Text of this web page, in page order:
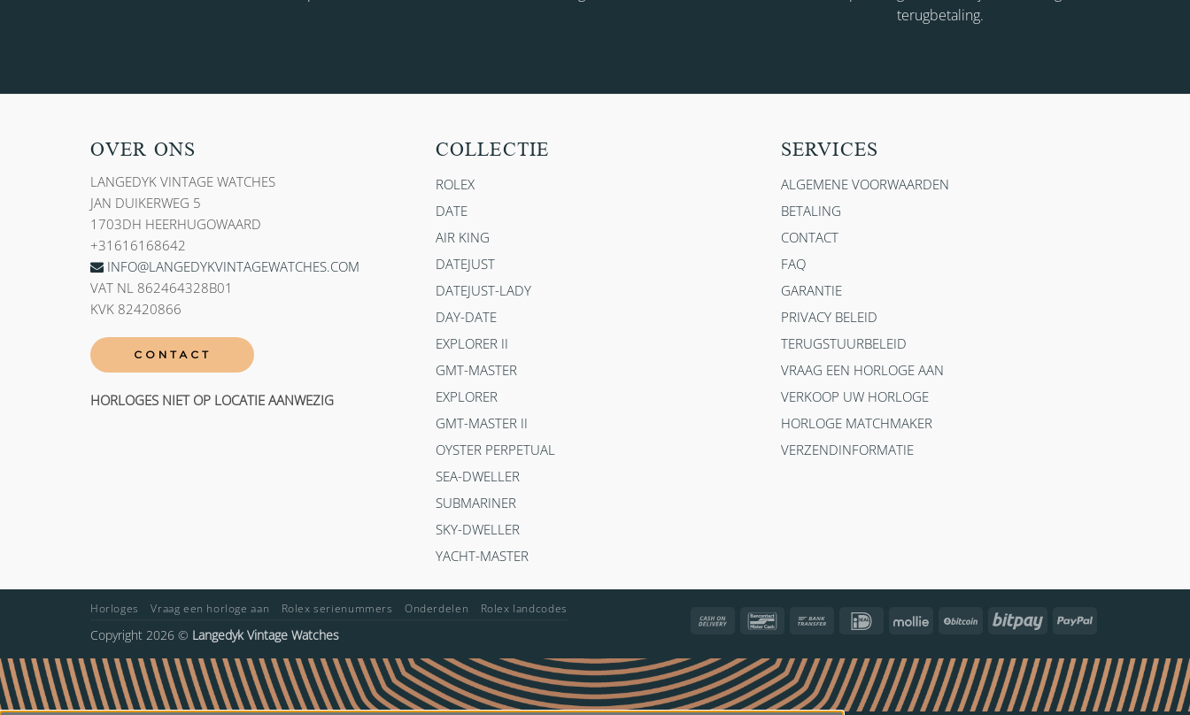
terugbetaling.
OVER ONS
LANGEDYK VINTAGE WATCHES
JAN DUIKERWEG 5
1703DH HEERHUGOWAARD
+31616168642
INFO@LANGEDYKVINTAGEWATCHES.COM
VAT NL 862464328B01
KVK 82420866
CONTACT
HORLOGES NIET OP LOCATIE AANWEZIG
COLLECTIE
ROLEX
DATE
AIR KING
DATEJUST
DATEJUST-LADY
DAY-DATE
EXPLORER II
GMT-MASTER
EXPLORER
GMT-MASTER II
OYSTER PERPETUAL
SEA-DWELLER
SUBMARINER
SKY-DWELLER
YACHT-MASTER
SERVICES
ALGEMENE VOORWAARDEN
BETALING
CONTACT
FAQ
GARANTIE
PRIVACY BELEID
TERUGSTUURBELEID
VRAAG EEN HORLOGE AAN
VERKOOP UW HORLOGE
HORLOGE MATCHMAKER
VERZENDINFORMATIE
Cash
Delivery
Bancontact Bank
IDeal Mollie BitCoin Bitpay PayPal
Horloges Vraag een horloge aan Rolex serienummers Onderdelen Rolex landcodes
Copyright 2026 © Langedyk Vintage Watches